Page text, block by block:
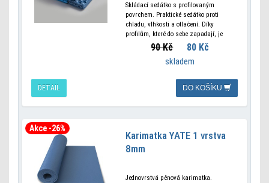
Skládací sedátko s profilovaným
povrchem. Praktické sedátko proti
chladu, vlhkosti a otlačení. Díky
profilům, které do sebe zapadají, je
sedátko po složení menší, ale
90 Kč 80 Kč
skladem
DETAIL DO KOŠÍKU
Karimatka YATE 1 vrstva
8mm
Akce -26%
Jednovrstvá pěnová karimatka.